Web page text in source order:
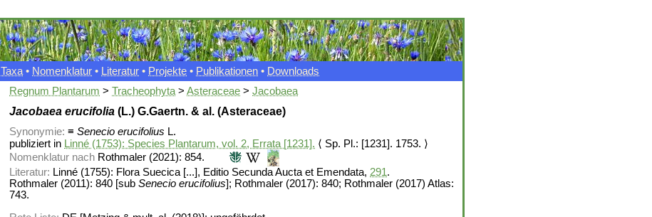
Taxa • Nomenklatur • Literatur • Projekte • Publikationen • Downloads
Regnum Plantarum > Tracheophyta > Asteraceae > Jacobaea
Jacobaea erucifolia (L.) G.Gaertn. & al. (Asteraceae)
Synonymie: ≡ Senecio erucifolius L.
publiziert in Linné (1753): Species Plantarum, vol. 2, Errata [1231]. ⟨ Sp. Pl.: [1231]. 1753. ⟩
Nomenklatur nach Rothmaler (2021): 854.
Literatur: Linné (1755): Flora Suecica [...], Editio Secunda Aucta et Emendata, 291 .
Rothmaler (2011): 840 [sub Senecio erucifolius]; Rothmaler (2017): 840; Rothmaler (2017) Atlas:
743.